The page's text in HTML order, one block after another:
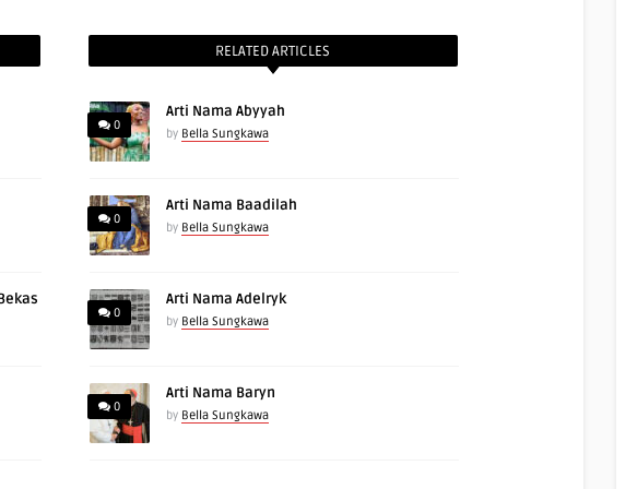
RELATED ARTICLES
0
Arti Nama Abyyah
by Bella Sungkawa
0
Arti Nama Baadilah
by Bella Sungkawa
0
Arti Nama Adelryk
by Bella Sungkawa
0
Arti Nama Baryn
by Bella Sungkawa